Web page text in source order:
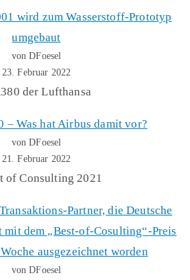
wird zum Wasserstoff-Prototyp
umgebaut
von DFoesel
23. Februar 2022
– Was hat Airbus damit vor?
von DFoesel
21. Februar 2022
Partner, die Deutsche
dem „Best-of-Cosulting“-Preis
ausgezeichnet worden
von DFoesel